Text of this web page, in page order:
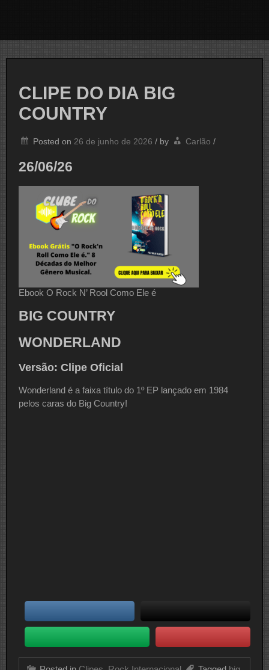
CLIPE DO DIA BIG
COUNTRY
Posted on 26 de junho de 2026 / by Carlão /
26/06/26
Ebook O Rock N’ Rool Como Ele é
BIG COUNTRY
WONDERLAND
Versão: Clipe Oficial
Wonderland é a faixa título do 1º EP lançado em 1984
pelos caras do Big Country!